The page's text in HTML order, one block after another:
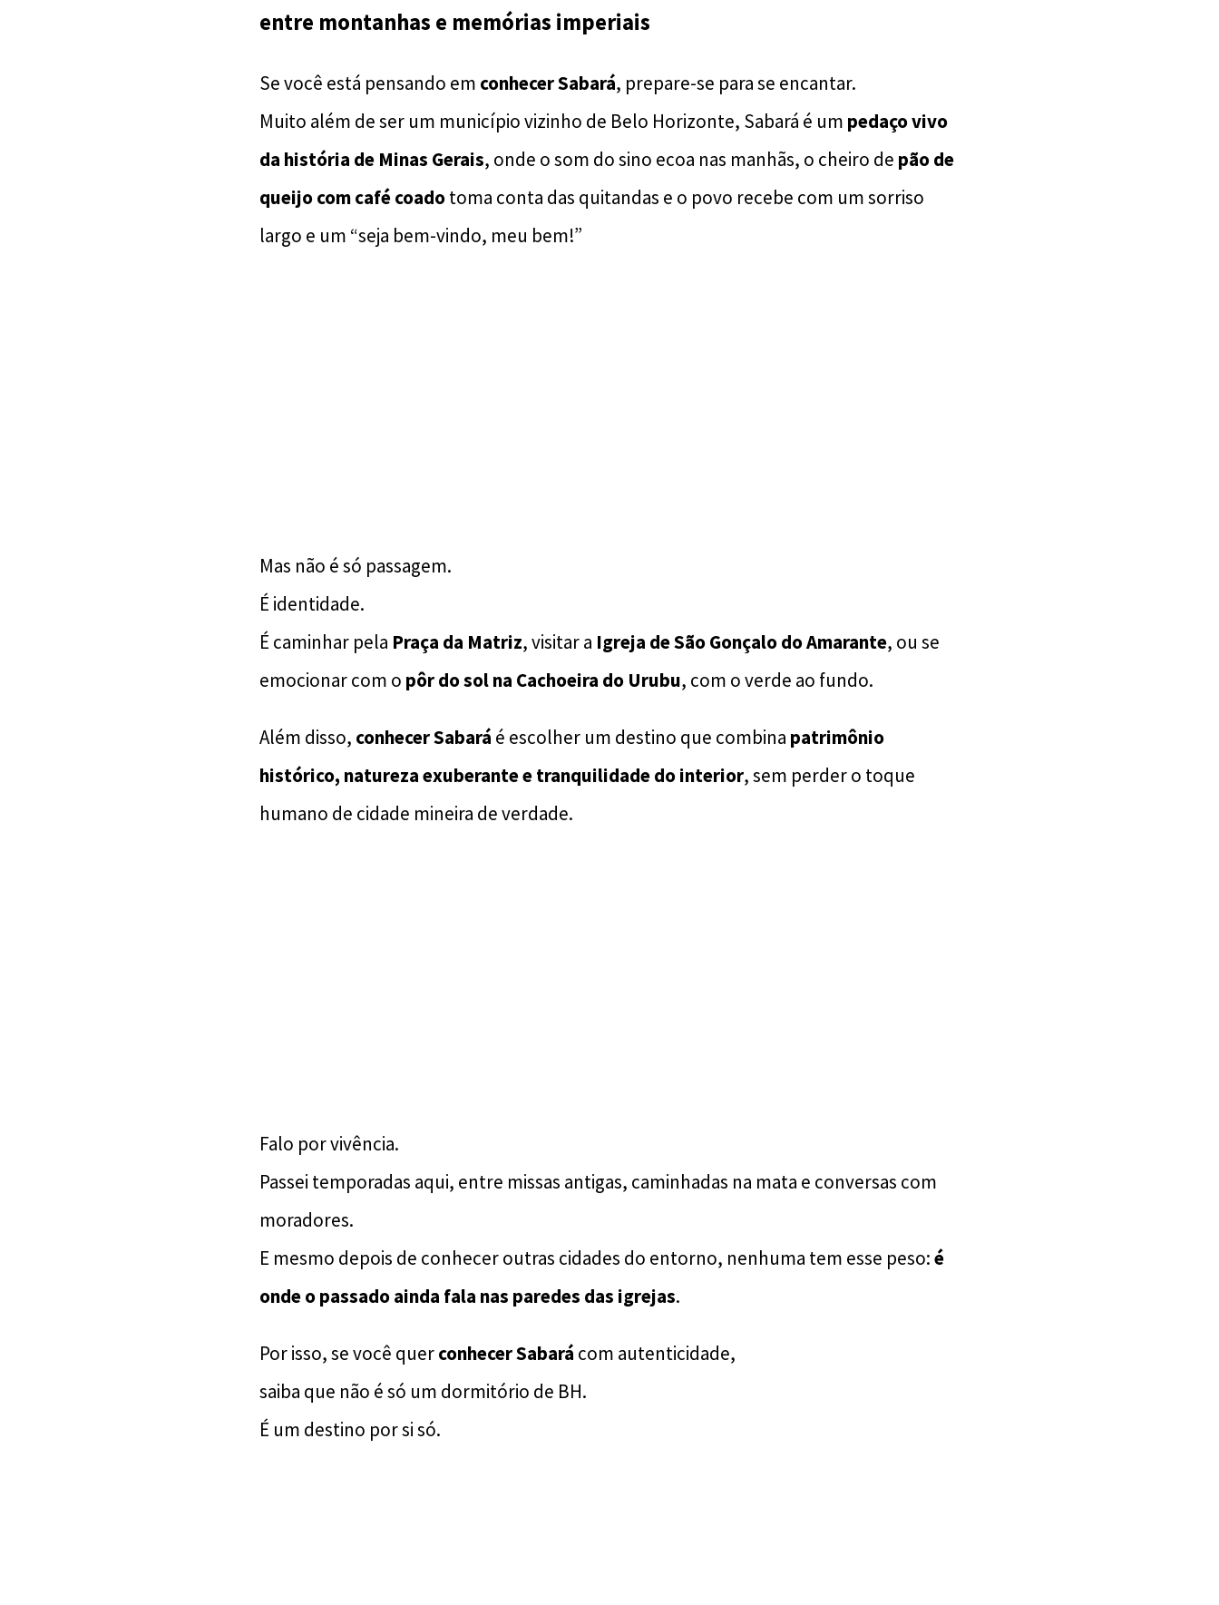
entre montanhas e memórias imperiais
Se você está pensando em conhecer Sabará, prepare-se para se encantar.
Muito além de ser um município vizinho de Belo Horizonte, Sabará é um pedaço vivo
da história de Minas Gerais, onde o som do sino ecoa nas manhãs, o cheiro de pão de
queijo com café coadotoma conta das quitandas e o povo recebe com um sorriso
largo e um “seja bem-vindo, meu bem!”
Mas não é só passagem.
É identidade.
É caminhar pela Praça da Matriz, visitar a Igreja de São Gonçalo do Amarante, ou se
emocionar com o pôr do sol na Cachoeira do Urubu, com o verde ao fundo.
Além disso, conhecer Sabará é escolher um destino que combina patrimônio
histórico, natureza exuberante e tranquilidade do interior, sem perder o toque
humano de cidade mineira de verdade.
Falo por vivência.
Passei temporadas aqui, entre missas antigas, caminhadas na mata e conversas com
moradores.
E mesmo depois de conhecer outras cidades do entorno, nenhuma tem esse peso:é
onde o passado ainda fala nas paredes das igrejas.
Por isso, se você querconhecer Sabará com autenticidade,
saiba que não é só um dormitório de BH.
É um destino por si só.